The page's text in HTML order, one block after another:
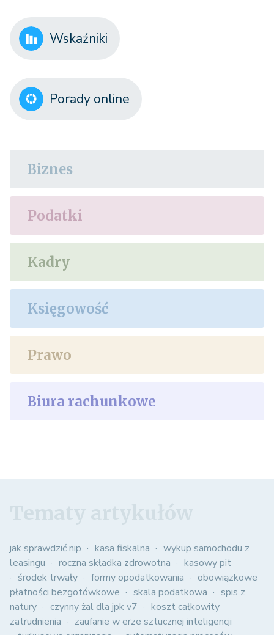
Wskaźniki
Porady online
Biznes
Podatki
Kadry
Księgowość
Prawo
Biura rachunkowe
jak sprawdzić nip kasa fiskalna
wykup samochodu z
leasingu
roczna składka zdrowotna
kasowy pit
środek trwały
formy opodatkowania
obowiązkowe
płatności bezgotówkowe
skala podatkowa
spis z
natury
czynny żal dla jpk v7
koszt całkowity
zatrudnienia
zaufanie w erze sztucznej inteligencji